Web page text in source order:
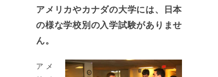
アメリカやカナダの大学には、日本
の様な学校別の入学試験がありませ
ん。
アメ